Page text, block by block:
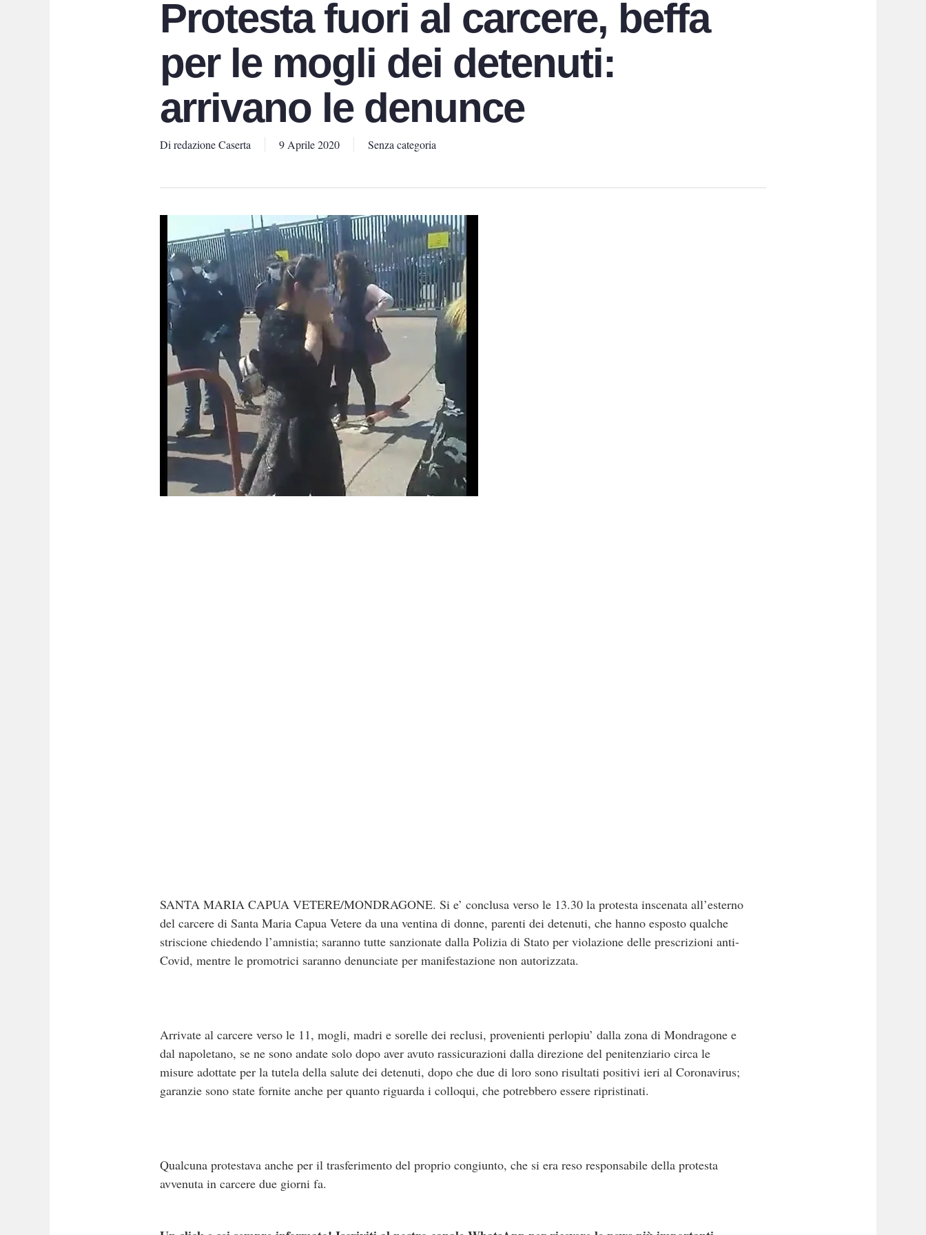
Protesta fuori al carcere, beffa
per le mogli dei detenuti:
arrivano le denunce
Di redazione Caserta 9 Aprile 2020 Senza categoria
SANTA MARIA CAPUA VETERE/MONDRAGONE. Si e’ conclusa verso le 13.30 la protesta inscenata all’esterno
del carcere di Santa Maria Capua Vetere da una ventina di donne, parenti dei detenuti, che hanno esposto qualche
striscione chiedendo l’amnistia; saranno tutte sanzionate dalla Polizia di Stato per violazione delle prescrizioni anti-
Covid, mentre le promotrici saranno denunciate per manifestazione non autorizzata.
Arrivate al carcere verso le 11, mogli, madri e sorelle dei reclusi, provenienti perlopiu’ dalla zona di Mondragone e
dal napoletano, se ne sono andate solo dopo aver avuto rassicurazioni dalla direzione del penitenziario circa le
misure adottate per la tutela della salute dei detenuti, dopo che due di loro sono risultati positivi ieri al Coronavirus;
garanzie sono state fornite anche per quanto riguarda i colloqui, che potrebbero essere ripristinati.
Qualcuna protestava anche per il trasferimento del proprio congiunto, che si era reso responsabile della protesta
avvenuta in carcere due giorni fa.